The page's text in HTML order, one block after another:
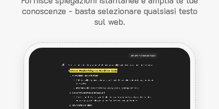
conoscenze - basta selezionare qualsiasi testo
sul web.